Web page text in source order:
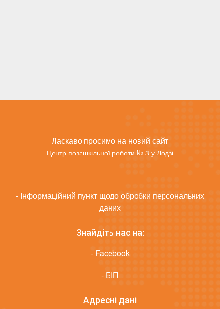
Ласкаво просимо на новий сайт
Центр позашкільної роботи № 3 у Лодзі
- Інформаційний пункт щодо обробки персональних
даних
Знайдіть нас на:
- Facebook
- БІП
Адресні дані